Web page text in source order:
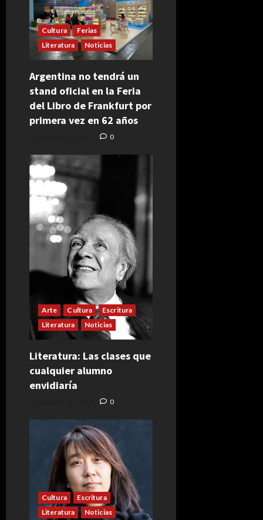
Cultura
Ferias
Literatura
Noticias
Argentina no tendrá un
stand oficial en la Feria
del Libro de Frankfurt por
primera vez en 62 años
0
Arte Cultura
Escritura
Literatura
Noticias
Literatura: Las clases que
cualquier alumno
envidiaría
0
Cultura
Escritura
Literatura
Noticias